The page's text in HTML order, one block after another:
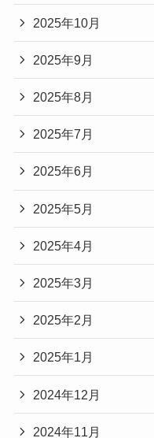
2025年10月
2025年9月
2025年8月
2025年7月
2025年6月
2025年5月
2025年4月
2025年3月
2025年2月
2025年1月
2024年12月
2024年11月